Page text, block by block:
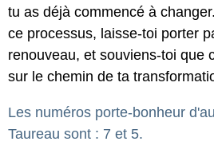
tu as déjà commencé à
ce processus, laisse-toi porter
renouveau, et souviens-toi que
sur le chemin de ta
Les numéros porte-bonheur
Taureau sont : 7 et 5.